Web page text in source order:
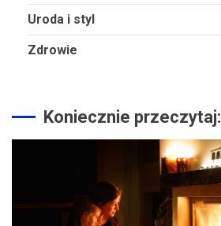
Uroda i styl
Zdrowie
Koniecznie przeczytaj: